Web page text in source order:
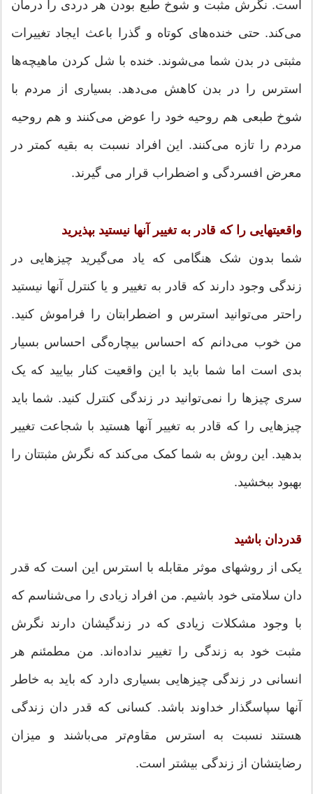
است. نگرش مثبت و شوخ طبع بودن هر دردی را درمان
می‌کند. حتی خنده‌های کوتاه و گذرا باعث ایجاد تغییرات
مثبتی در بدن شما می‌شوند. خنده با شل کردن ماهیچه‌ها
استرس را در بدن کاهش می‌دهد. بسیاری از مردم با
شوخ طبعی هم روحیه خود را عوض می‌کنند و هم روحیه
مردم را تازه می‌کنند. این افراد نسبت به بقیه کمتر در
معرض افسردگی و اضطراب قرار می گیرند.
واقعیتهایی را که قادر به تغییر آنها نیستید بپذیرید
شما بدون شک هنگامی که یاد می‌گیرید چیزهایی در
زندگی وجود دارند که قادر به تغییر و یا کنترل آنها نیستید
راحتر می‌توانید استرس و اضطرابتان را فراموش کنید.
من خوب می‌دانم که احساس بیچاره‌گی احساس بسیار
بدی است اما شما باید با این واقعیت کنار بیایید که یک
سری چیزها را نمی‌توانید در زندگی کنترل کنید. شما باید
چیزهایی را که قادر به تغییر آنها هستید با شجاعت تغییر
بدهید. این روش به شما کمک می‌کند که نگرش مثبتتان را
بهبود ببخشید.
قدردان باشید
یکی از روشهای موثر مقابله با استرس این است که قدر
دان سلامتی خود باشیم. من افراد زیادی را می‌شناسم که
با وجود مشکلات زیادی که در زندگیشان دارند نگرش
مثبت خود به زندگی را تغییر نداده‌اند. من مطمئنم هر
انسانی در زندگی چیزهایی بسیاری دارد که باید به خاطر
آنها سپاسگذار خداوند باشد. کسانی که قدر دان زندگی
هستند نسبت به استرس مقاوم‌تر می‌باشند و میزان
رضایتشان از زندگی بیشتر است.